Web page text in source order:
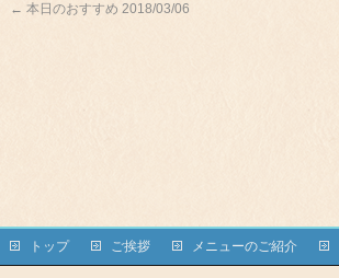
← 本日のおすすめ 2018/03/06
トップ ご挨拶 メニューのご紹介